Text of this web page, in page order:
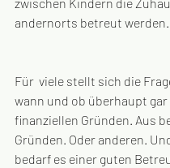
andernorts betreut werden.
Für  viele stellt sich die
wann und ob überhaupt gar
finanziellen Gründen. Aus
Gründen. Oder anderen.
bedarf es einer guten